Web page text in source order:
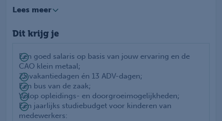
luchtbehandelingskasten en airco's. Je adviseert klanten
installaties optimaal blijven functioneren. Dankzij je
werkt in een regio waarbij je maximaal één uur hoeft te
reizen naar jouw klus – dat betekent weinig reistijd en
veel werkplezier.
Lees meer
Dit krijg je
Een goed salaris op basis van jouw ervaring en de
CAO klein metaal;
25 vakantiedagen én 13 ADV-dagen;
Een bus van de zaak;
Volop opleidings- en doorgroeimogelijkheden;
Een jaarlijks studiebudget voor kinderen van
medewerkers: